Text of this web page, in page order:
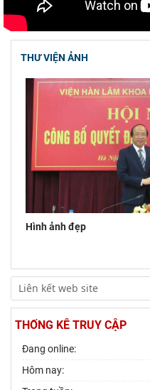
Viện Hàn
Chủ tịch
Nam tiếp
viện Chính
THƯ VIỆN ẢNH
Hình ảnh đẹp
THỐNG KÊ TRUY CẬP
Đang online:
Hôm nay: